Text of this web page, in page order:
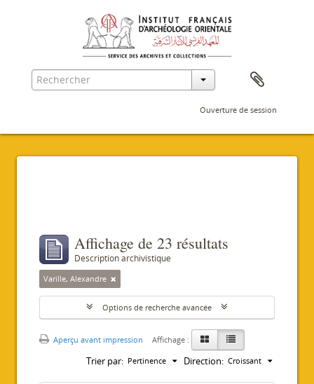
Ouverture de session
Affichage de 23 résultats
Description archivistique
Varille, Alexandre
Options de recherche avancée
Aperçu avant impression Affichage :
Trier par: Pertinence Direction: Croissant